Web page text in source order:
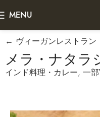
MENU
← ヴィーガンレストラン
メラ・ナタ
インド料理・カレー, 一